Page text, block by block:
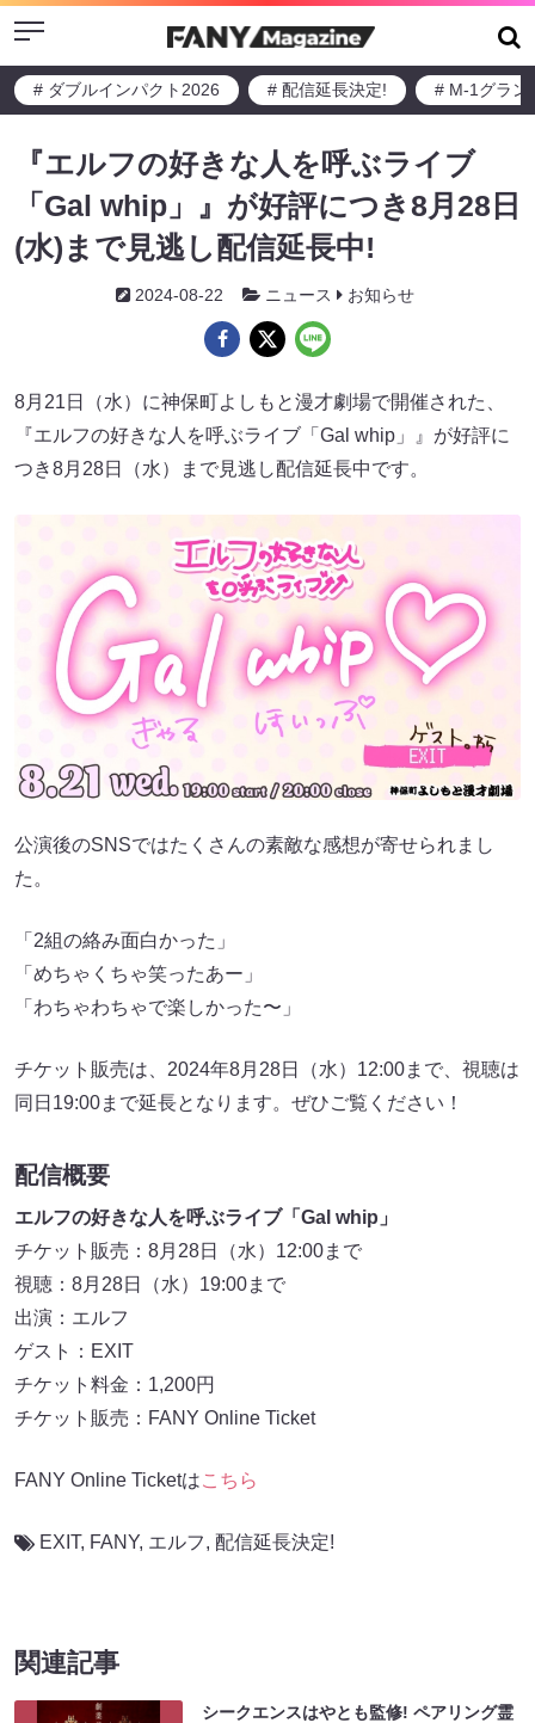
Menu
# ダブルインパクト2026 # 配信延長決定! # M-1グラン
『エルフの好きな人を呼ぶライブ
「Gal whip」』が好評につき8月28日
(水)まで見逃し配信延長中!
2024-08-22 ニュース お知らせ
8月21日（水）に神保町よしもと漫才劇場で開催された、
『エルフの好きな人を呼ぶライブ「Gal whip」』が好評に
つき8月28日（水）まで見逃し配信延長中です。
公演後のSNSではたくさんの素敵な感想が寄せられまし
た。
「2組の絡み面白かった」
「めちゃくちゃ笑ったあー」
「わちゃわちゃで楽しかった〜」
チケット販売は、2024年8月28日（水）12:00まで、視聴は
同日19:00まで延長となります。ぜひご覧ください！
配信概要
エルフの好きな人を呼ぶライブ「Gal whip」
チケット販売：8月28日（水）12:00まで
視聴：8月28日（水）19:00まで
出演：エルフ
ゲスト：EXIT
チケット料金：1,200円
チケット販売：FANY Online Ticket
FANY Online Ticketはこちら
EXIT, FANY, エルフ, 配信延長決定!
関連記事
シークエンスはやとも監修! ペアリング霊